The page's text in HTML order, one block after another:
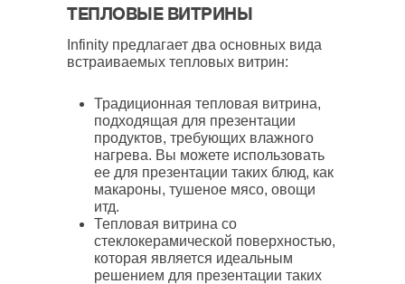
ТЕПЛОВЫЕ ВИТРИНЫ
Infinity предлагает два основных вида
встраиваемых тепловых витрин:
Традиционная тепловая витрина,
подходящая для презентации
продуктов, требующих влажного
нагрева. Вы можете использовать
ее для презентации таких блюд, как
макароны, тушеное мясо, овощи
итд.
Тепловая витрина со
стеклокерамической поверхностью,
которая является идеальным
решением для презентации таких